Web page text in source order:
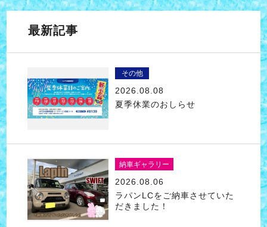
最新記事
その他
2026.08.08
夏季休業のおしらせ
納車ギャラリー
2026.08.06
ラパンLCをご納車させていた
だきました！